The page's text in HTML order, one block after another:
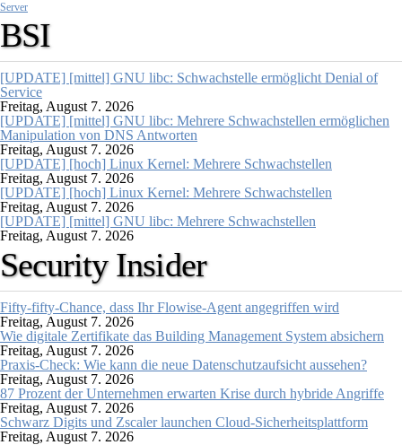
Server
BSI
[UPDATE] [mittel] GNU libc: Schwachstelle ermöglicht Denial of
Service
Freitag, August 7. 2026
[UPDATE] [mittel] GNU libc: Mehrere Schwachstellen ermöglichen
Manipulation von DNS Antworten
Freitag, August 7. 2026
[UPDATE] [hoch] Linux Kernel: Mehrere Schwachstellen
Freitag, August 7. 2026
[UPDATE] [hoch] Linux Kernel: Mehrere Schwachstellen
Freitag, August 7. 2026
[UPDATE] [mittel] GNU libc: Mehrere Schwachstellen
Freitag, August 7. 2026
Security Insider
Fifty-fifty-Chance, dass Ihr Flowise-Agent angegriffen wird
Freitag, August 7. 2026
Wie digitale Zertifikate das Building Management System absichern
Freitag, August 7. 2026
Praxis-Check: Wie kann die neue Datenschutzaufsicht aussehen?
Freitag, August 7. 2026
87 Prozent der Unternehmen erwarten Krise durch hybride Angriffe
Freitag, August 7. 2026
Schwarz Digits und Zscaler launchen Cloud-Sicherheitsplattform
Freitag, August 7. 2026